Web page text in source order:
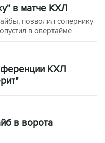
в матче КХЛ
позволил сопернику
в овертайме
КХЛ
в ворота